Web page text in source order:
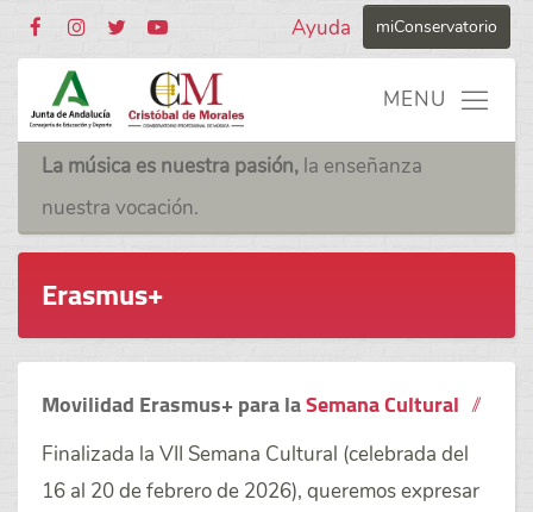
miConservatorio
Ayuda
La música es nuestra pasión, la enseñanza
nuestra vocación.
Erasmus+
Movilidad Erasmus+ para laSemana Cultural
Finalizada la VII Semana Cultural (celebrada del
16 al 20 de febrero de 2026), queremos expresar